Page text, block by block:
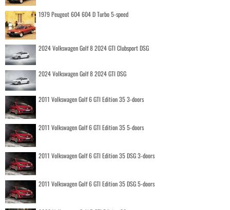
1979 Peugeot 604 604 D Turbo 5-speed
2024 Volkswagen Golf 8 2024 GTI Clubsport DSG
2024 Volkswagen Golf 8 2024 GTI DSG
2011 Volkswagen Golf 6 GTI Edition 35 3-doors
2011 Volkswagen Golf 6 GTI Edition 35 5-doors
2011 Volkswagen Golf 6 GTI Edition 35 DSG 3-doors
2011 Volkswagen Golf 6 GTI Edition 35 DSG 5-doors